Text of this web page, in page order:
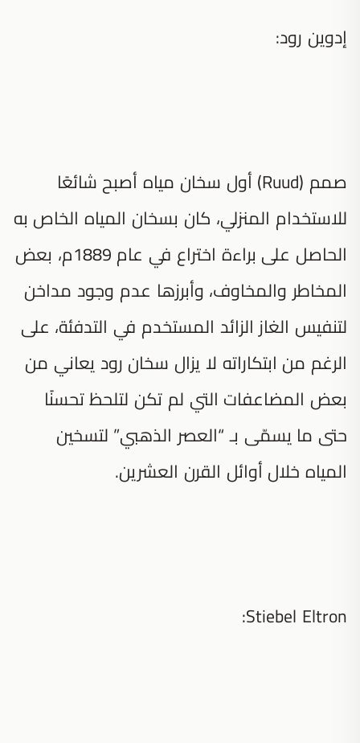
إدوين رود:
صمم (Ruud) أول سخان مياه أصبح شائعًا
للاستخدام المنزلي، كان بسخان المياه الخاص به
الحاصل على براءة اختراع في عام 1889م، بعض
المخاطر والمخاوف، وأبرزها عدم وجود مداخن
لتنفيس الغاز الزائد المستخدم في التدفئة، على
الرغم من ابتكاراته لا يزال سخان رود يعاني من
بعض المضاعفات التي لم تكن لتلحظ تحسنًا
حتى ما يسمّى بـ “العصر الذهبي” لتسخين
المياه خلال أوائل القرن العشرين.
Stiebel Eltron: